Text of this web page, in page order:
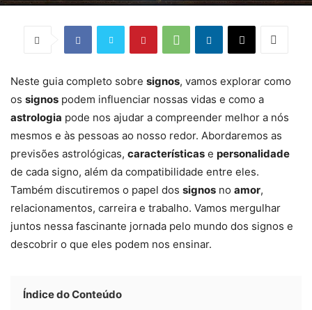
Neste guia completo sobre signos, vamos explorar como
os signos podem influenciar nossas vidas e como a
astrologia pode nos ajudar a compreender melhor a nós
mesmos e às pessoas ao nosso redor. Abordaremos as
previsões astrológicas, características e personalidade
de cada signo, além da compatibilidade entre eles.
Também discutiremos o papel dos signos no amor,
relacionamentos, carreira e trabalho. Vamos mergulhar
juntos nessa fascinante jornada pelo mundo dos signos e
descobrir o que eles podem nos ensinar.
Índice do Conteúdo